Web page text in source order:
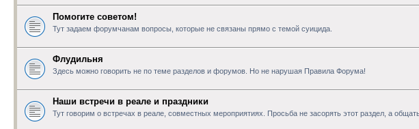
Помогите советом!
Тут задаем форумчанам вопросы, которые не связаны прямо с темой суицида.
Флудильня
Здесь можно говорить не по теме разделов и форумов. Но не нарушая Правила Форума!
Наши встречи в реале и праздники
Тут говорим о встречах в реале, совместных мероприятиях. Просьба не засорять этот раздел, а